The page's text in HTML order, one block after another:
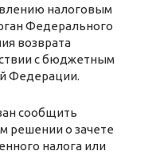
налоговым
Федерального
возврата
с бюджетным
Федерации.
сообщить
решении о зачете
налога или